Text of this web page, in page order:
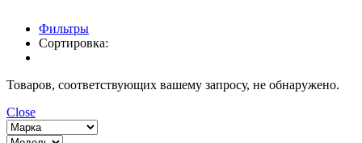
Фильтры
Сортировка:
Товаров, соответствующих вашему запросу, не обнаружено.
Close